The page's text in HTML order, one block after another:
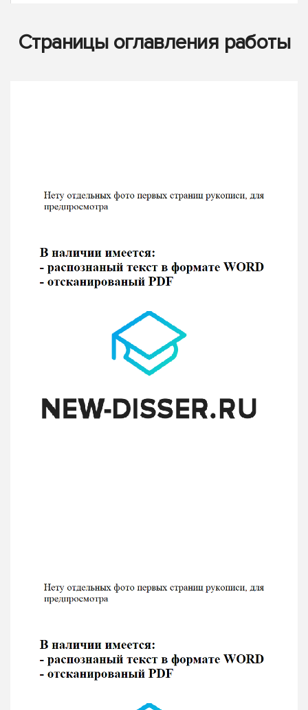
Страницы оглавления работы